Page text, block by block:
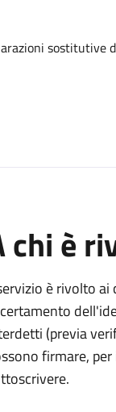
sostitutive
chi è
è rivolto
(previa
firmare,